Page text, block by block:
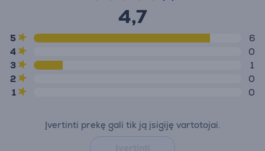
4,7
5
6
4
0
3
1
2
0
1
0
Įvertinti prekę gali tik ją įsigiję vartotojai.